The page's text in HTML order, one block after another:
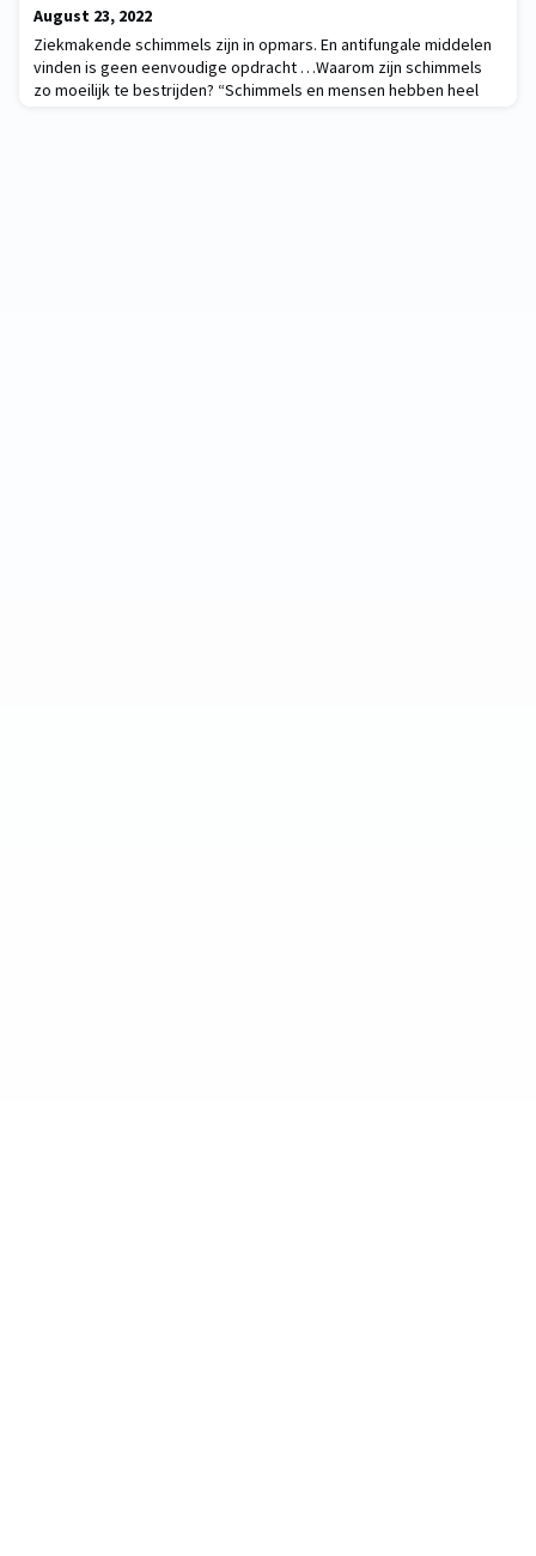
August 23, 2022
Ziekmakende schimmels zijn in opmars. En antifungale middelen
vinden is geen eenvoudige opdracht …Waarom zijn schimmels
zo moeilijk te bestrijden? “Schimmels en mensen hebben heel